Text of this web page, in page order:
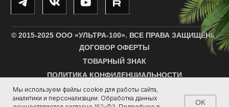
Мы используем файлы cookie для работы сайта,
аналитики и персонализации. Обработка данных
OK